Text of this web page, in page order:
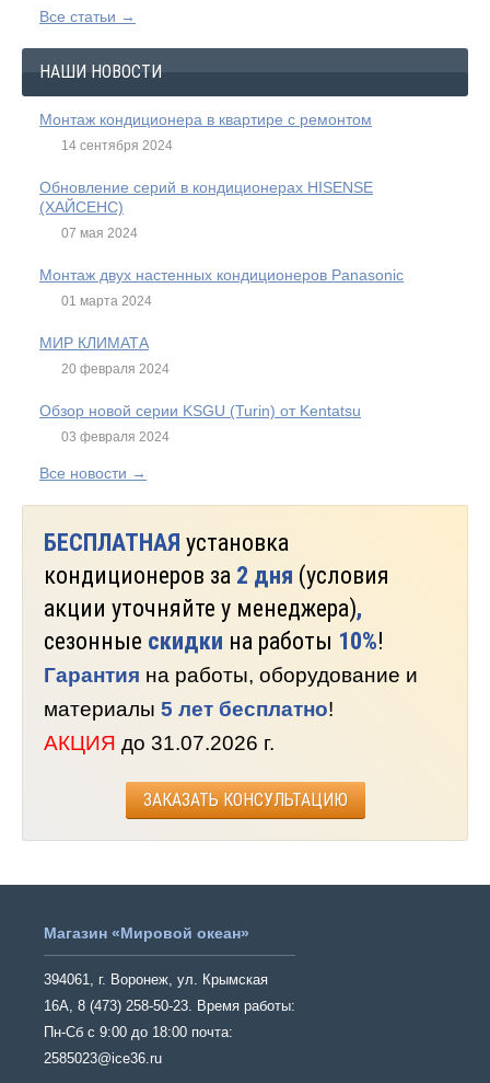
Все статьи →
НАШИ НОВОСТИ
Монтаж кондиционера в квартире с ремонтом
14 сентября 2024
Обновление серий в кондиционерах HISENSE
(ХАЙСЕНС)
07 мая 2024
Монтаж двух настенных кондиционеров Panasonic
01 марта 2024
МИР КЛИМАТА
20 февраля 2024
Обзор новой серии KSGU (Turin) от Kentatsu
03 февраля 2024
Все новости →
БЕСПЛАТНАЯ установка
кондиционеров за 2 дня (условия
акции уточняйте у менеджера),
сезонные скидки на работы 10%!
Гарантия на работы, оборудование и
материалы 5 лет бесплатно!
АКЦИЯ до 31.07.2026 г.
ЗАКАЗАТЬ КОНСУЛЬТАЦИЮ
Магазин «Мировой океан»
394061, г. Воронеж, ул. Крымская
16А, 8 (473) 258-50-23. Время работы:
Пн-Сб с 9:00 до 18:00 почта:
2585023@ice36.ru